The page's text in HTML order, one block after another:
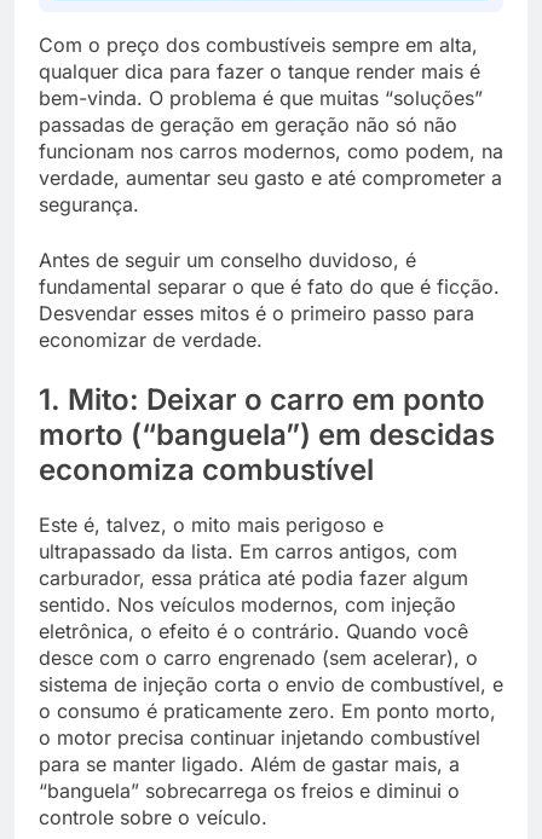
Com o preço dos combustíveis sempre em alta,
qualquer dica para fazer o tanque render mais é
bem-vinda. O problema é que muitas “soluções”
passadas de geração em geração não só não
funcionam nos carros modernos, como podem, na
verdade, aumentar seu gasto e até comprometer a
segurança.
Antes de seguir um conselho duvidoso, é
fundamental separar o que é fato do que é ficção.
Desvendar esses mitos é o primeiro passo para
economizar de verdade.
1. Mito: Deixar o carro em ponto
morto (“banguela”) em descidas
economiza combustível
Este é, talvez, o mito mais perigoso e
ultrapassado da lista. Em carros antigos, com
carburador, essa prática até podia fazer algum
sentido. Nos veículos modernos, com injeção
eletrônica, o efeito é o contrário. Quando você
desce com o carro engrenado (sem acelerar), o
sistema de injeção corta o envio de combustível, e
o consumo é praticamente zero. Em ponto morto,
o motor precisa continuar injetando combustível
para se manter ligado. Além de gastar mais, a
“banguela” sobrecarrega os freios e diminui o
controle sobre o veículo.